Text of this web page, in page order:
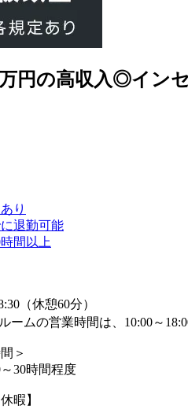
円の高収入◎イン
り
退勤可能
間以上
（休憩60分）
ームの営業時間は、10:00～
＞
30時間程度
暇】